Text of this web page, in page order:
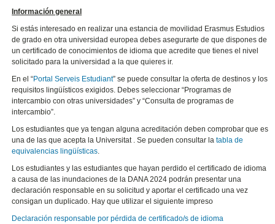
Información general
Si estás interesado en realizar una estancia de movilidad Erasmus Estudios
de grado en otra universidad europea debes asegurarte de que dispones de
un certificado de conocimientos de idioma que acredite que tienes el nivel
solicitado para la universidad a la que quieres ir.
En el “Portal Serveis Estudiant” se puede consultar la oferta de destinos y los
requisitos lingüísticos exigidos. Debes seleccionar “Programas de
intercambio con otras universidades” y “Consulta de programas de
intercambio”.
Los estudiantes que ya tengan alguna acreditación deben comprobar que es
una de las que acepta la Universitat . Se pueden consultar latabla de
equivalencias lingüísticas.
Los estudiantes y las estudiantes que hayan perdido el certificado de idioma
a causa de las inundaciones de la DANA 2024 podrán presentar una
declaración responsable en su solicitud y aportar el certificado una vez
consigan un duplicado. Hay que utilizar el siguiente impreso
Declaración responsable por pérdida de certificado/s de idioma